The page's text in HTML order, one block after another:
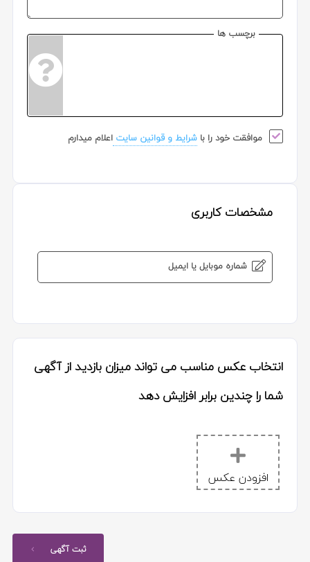
برچسب ها
موافقت خود را با شرایط و قوانین سایت اعلام میدارم
مشخصات کاربری
شماره موبایل یا ایمیل
انتخاب عکس مناسب می تواند میزان بازدید از آگهی
شما را چندین برابر افزایش دهد
افزودن عکس
ثبت آگهی